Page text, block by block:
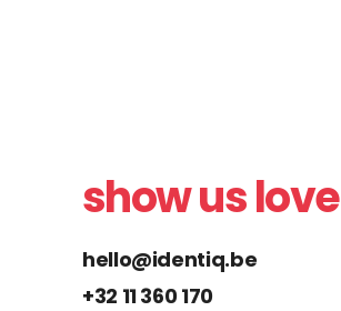
show us love
hello@identiq.be
+32 11 360 170